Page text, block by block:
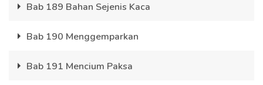
Bab 189 Bahan Sejenis Kaca
Bab 190 Menggemparkan
Bab 191 Mencium Paksa